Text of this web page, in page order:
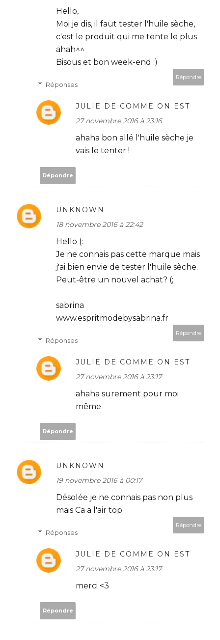
Hello,
Moi je dis, il faut tester l'huile sèche,
c'est le produit qui me tente le plus
ahah^^
Bisous et bon week-end :)
Répondre
Réponses
JULIE DE COMME ON EST
27 novembre 2016 à 23:16
ahaha bon allé l'huile sèche je
vais le tenter !
Répondre
UNKNOWN
18 novembre 2016 à 22:42
Hello (:
Je ne connais pas cette marque mais
j'ai bien envie de tester l'huile sèche.
Peut-être un nouvel achat? (;
sabrina
www.espritmodebysabrina.fr
Répondre
Réponses
JULIE DE COMME ON EST
27 novembre 2016 à 23:17
ahaha surement pour moi
même
Répondre
UNKNOWN
19 novembre 2016 à 00:17
Désolée je ne connais pas non plus
mais Ca a l'air top
Répondre
Réponses
JULIE DE COMME ON EST
27 novembre 2016 à 23:17
merci <3
Répondre